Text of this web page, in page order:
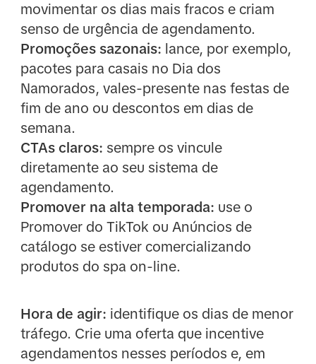
movimentar os dias mais fracos e criam
senso de urgência de agendamento.
Promoções sazonais: lance, por exemplo,
pacotes para casais no Dia dos
Namorados, vales-presente nas festas de
fim de ano ou descontos em dias de
semana.
CTAs claros: sempre os vincule
diretamente ao seu sistema de
agendamento.
Promover na alta temporada: use o
Promover do TikTok ou Anúncios de
catálogo se estiver comercializando
produtos do spa on-line.
Hora de agir: identifique os dias de menor
tráfego. Crie uma oferta que incentive
agendamentos nesses períodos e, em